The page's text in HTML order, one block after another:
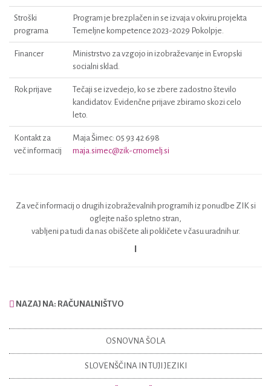
Stroški
programa
Program je brezplačen in se izvaja v okviru projekta
Temeljne kompetence 2023-2029 Pokolpje.
Financer
Ministrstvo za vzgojo in izobraževanje in Evropski
socialni sklad.
Rok prijave
Tečaji se izvedejo, ko se zbere zadostno število
kandidatov. Evidenčne prijave zbiramo skozi celo
leto.
Kontakt za
več informacij
Maja Šimec: 05 93 42 698
maja.simec@zik-crnomelj.si
Za več informacij o drugih izobraževalnih programih iz ponudbe ZIK si
oglejte našo spletno stran,
vabljeni pa tudi da nas obiščete ali pokličete v času uradnih ur.
I
NAZAJ NA: RAČUNALNIŠTVO
OSNOVNA ŠOLA
SLOVENŠČINA IN TUJI JEZIKI